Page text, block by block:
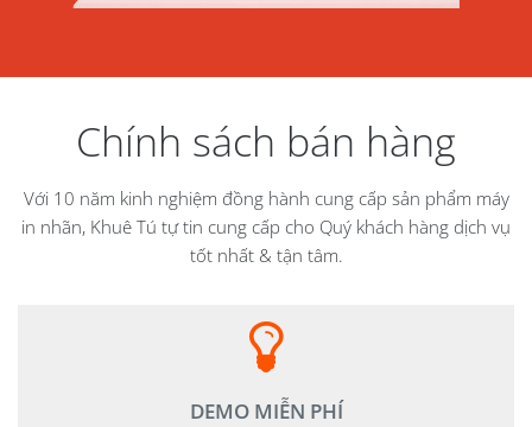
Chính sách bán hàng
Với 10 năm kinh nghiệm đồng hành cung cấp sản phẩm máy
in nhãn, Khuê Tú tự tin cung cấp cho Quý khách hàng dịch vụ
tốt nhất & tận tâm.
DEMO MIỄN PHÍ
Khách hàng được giới thiệu & trải nghiệm giái pháp ngay
tại văn phòng mình.